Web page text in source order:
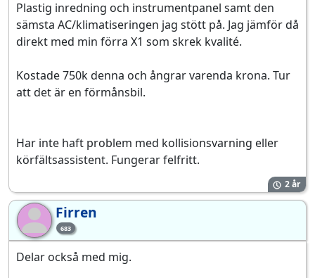
Plastig inredning och instrumentpanel samt den
sämsta AC/klimatiseringen jag stött på. Jag jämför då
direkt med min förra X1 som skrek kvalité.
Kostade 750k denna och ångrar varenda krona. Tur
att det är en förmånsbil.
Har inte haft problem med kollisionsvarning eller
körfältsassistent. Fungerar felfritt.
2 år
Fi 683
Firren
Delar också med mig.